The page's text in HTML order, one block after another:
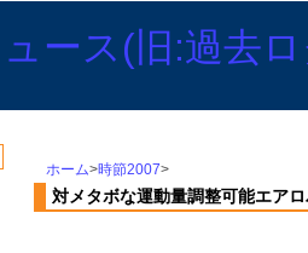
ホーム>時節2007>
対メタボな運動量調整可能エア